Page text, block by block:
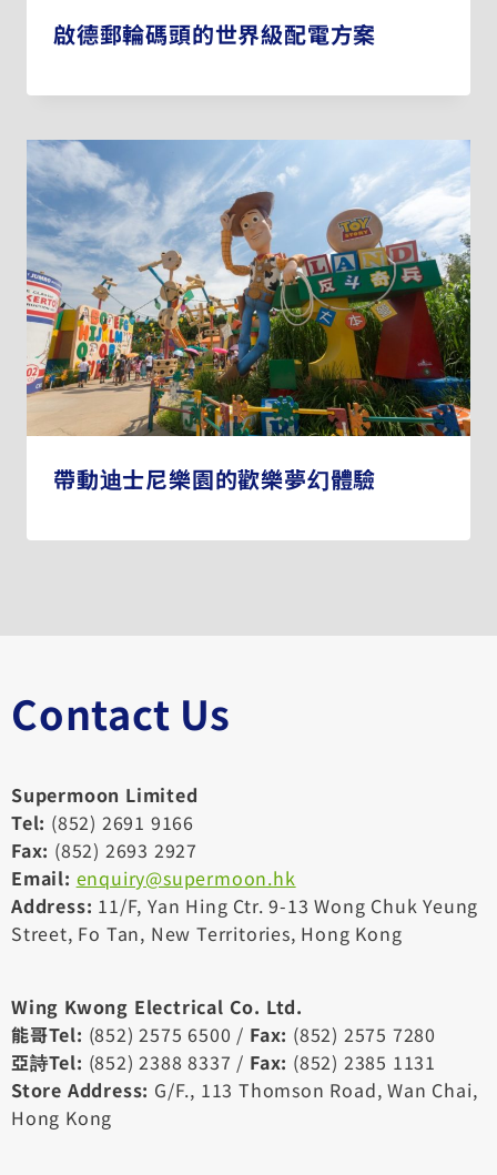
啟德郵輪碼頭的世界級配電方案
帶動迪士尼樂園的歡樂夢幻體驗
Contact Us
Supermoon Limited
Tel: (852) 2691 9166
Fax: (852) 2693 2927
Email: enquiry@supermoon.hk
Address: 11/F, Yan Hing Ctr. 9-13 Wong Chuk Yeung
Street, Fo Tan, New Territories, Hong Kong
Wing Kwong Electrical Co. Ltd.
能哥Tel: (852) 2575 6500 / Fax: (852) 2575 7280
亞詩Tel: (852) 2388 8337 / Fax: (852) 2385 1131
Store Address: G/F., 113 Thomson Road, Wan Chai,
Hong Kong